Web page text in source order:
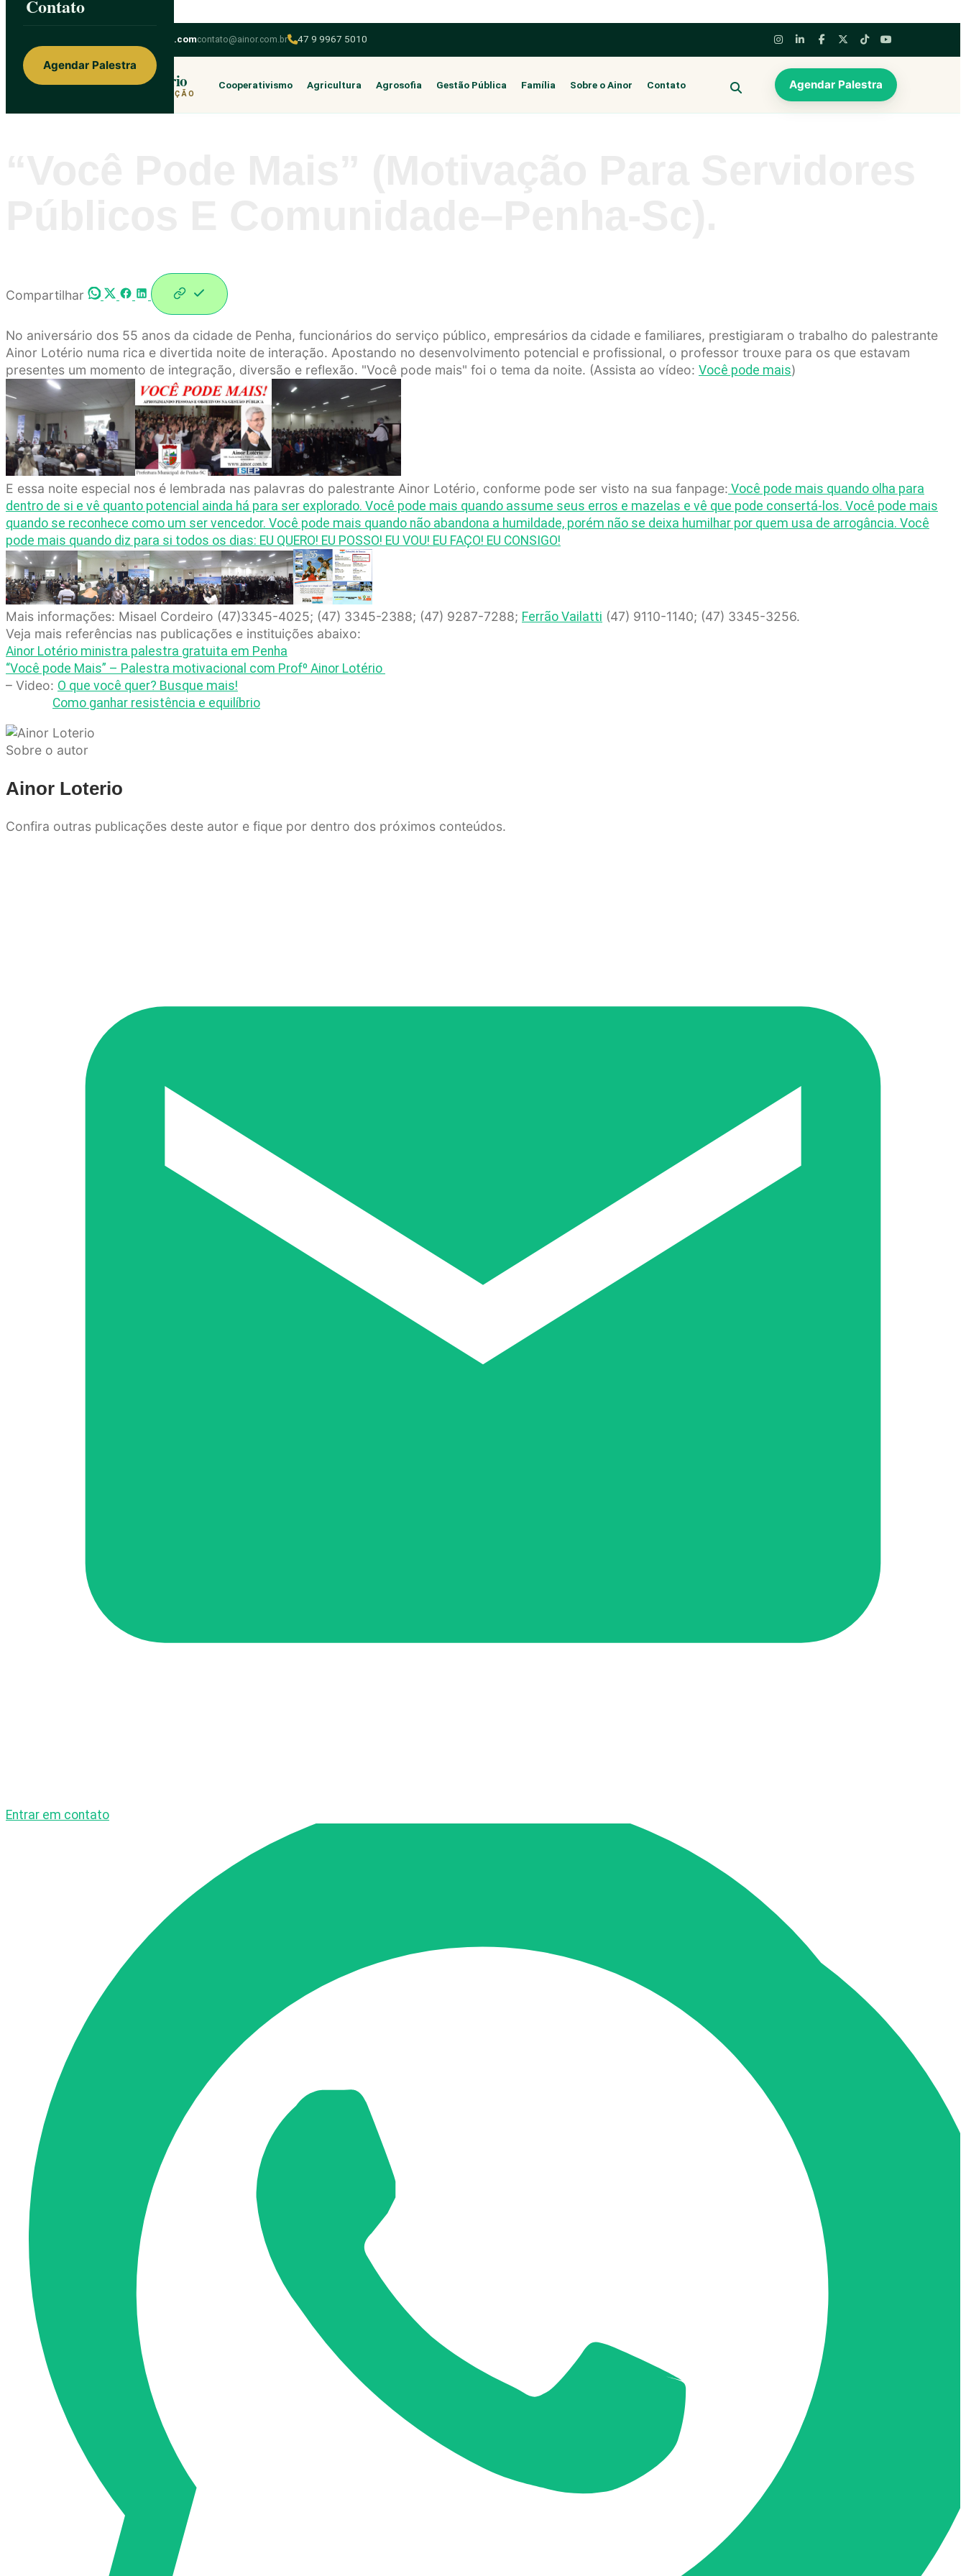
Skip to content
ainorfloterio@gmail.comcontato@ainor.com.br 47 9 9967 5010
Ainor Lotério
MENTE & CORAÇÃO
Cooperativismo Agricultura Agrosofia Gestão Pública Família Sobre o Ainor Contato Agendar Palestra
Contato
Agendar Palestra
Compartilhar
No aniversário dos 55 anos da cidade de Penha, funcionários do serviço público, empresários da cidade e familiares, prestigiaram o trabalho do palestrante
Ainor Lotério numa rica e divertida noite de interação. Apostando no desenvolvimento potencial e profissional, o professor trouxe para os que estavam
presentes um momento de integração, diversão e reflexão. "Você pode mais" foi o tema da noite. (Assista ao vídeo: Você pode mais)
E essa noite especial nos é lembrada nas palavras do palestrante Ainor Lotério, conforme pode ser visto na sua fanpage: Você pode mais quando olha para
dentro de si e vê quanto potencial ainda há para ser explorado. Você pode mais quando assume seus erros e mazelas e vê que pode consertá-los. Você pode mais
quando se reconhece como um ser vencedor. Você pode mais quando não abandona a humildade, porém não se deixa humilhar por quem usa de arrogância. Você
pode mais quando diz para si todos os dias: EU QUERO! EU POSSO! EU VOU! EU FAÇO! EU CONSIGO!
Mais informações: Misael Cordeiro (47)3345-4025; (47) 3345-2388; (47) 9287-7288; Ferrão Vailatti (47) 9110-1140; (47) 3345-3256.
Veja mais referências nas publicações e instituições abaixo:
Ainor Lotério ministra palestra gratuita em Penha
“Você pode Mais” – Palestra motivacional com Profº Ainor Lotério
– Video: O que você quer? Busque mais!
Como ganhar resistência e equilíbrio
Sobre o autor
Ainor Loterio
Confira outras publicações deste autor e fique por dentro dos próximos conteúdos.
Entrar em contato